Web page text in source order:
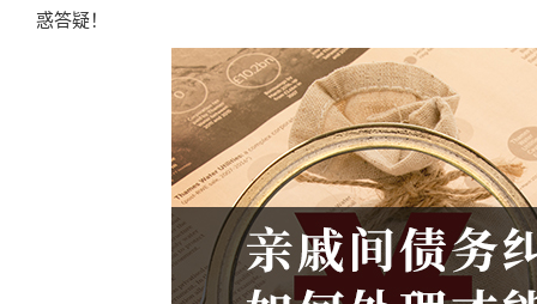
惑答疑！